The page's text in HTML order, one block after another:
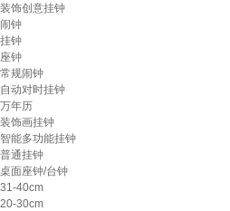
装饰创意挂钟
闹钟
挂钟
座钟
常规闹钟
自动对时挂钟
万年历
装饰画挂钟
智能多功能挂钟
普通挂钟
桌面座钟/台钟
31-40cm
20-30cm